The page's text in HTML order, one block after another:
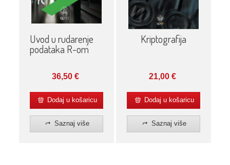
Uvod u rudarenje
podataka R-om
36,50€
Dodaj u košaricu
Saznaj više
Kriptografija
21,00€
Dodaj u košaricu
Saznaj više